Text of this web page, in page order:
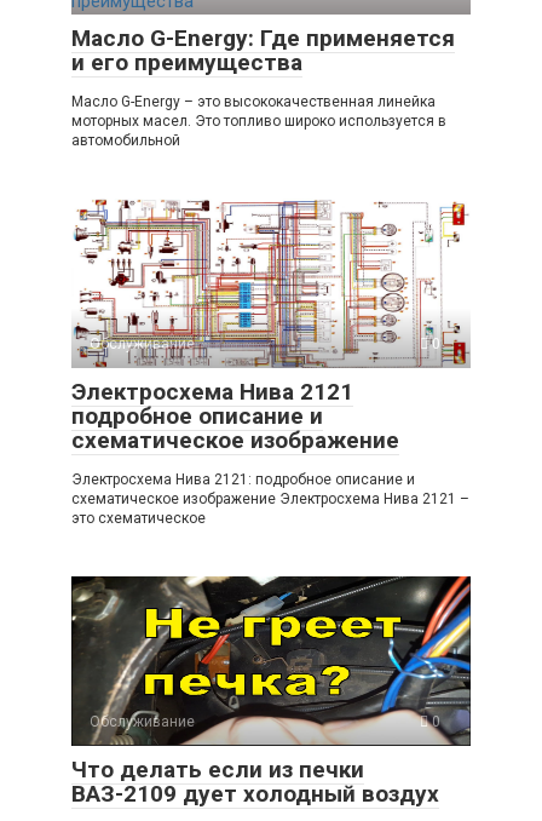
Масло G-Energy: Где применяется
и его преимущества
Масло G-Energy – это высококачественная линейка
моторных масел. Это топливо широко используется в
автомобильной
Обслуживание 0
Электросхема Нива 2121
подробное описание и
схематическое изображение
Электросхема Нива 2121: подробное описание и
схематическое изображение Электросхема Нива 2121 –
это схематическое
Обслуживание 0
Что делать если из печки
ВАЗ-2109 дует холодный воздух